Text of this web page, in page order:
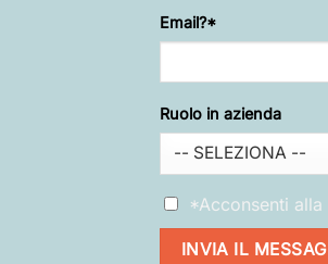
lasciare
questo
campo.
Email?*
Ruolo in azienda
*Acconsenti alla